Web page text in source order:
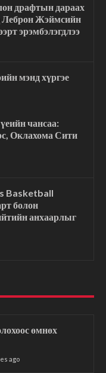
драфтын дараах
Леброн Жэймсийн
эрэмбэлэгдлээ
мэнд хүргэе
чансаа:
Оклахома Сити
Basketball
болон
анхаарлыг
өмнөх
ago